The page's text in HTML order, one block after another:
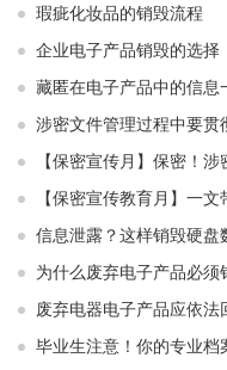
瑕疵化妆品的销毁流程
企业电子产品销毁的选择
藏匿在电子产品中的信息
涉密文件管理过程中要
【保密宣传月】保密！
【保密宣传教育月】一
信息泄露？这样销毁硬盘
为什么废弃电子产品必须
废弃电器电子产品应依法
毕业生注意！你的专业档